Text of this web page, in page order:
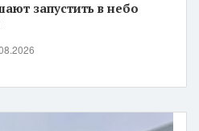
запустить в небо